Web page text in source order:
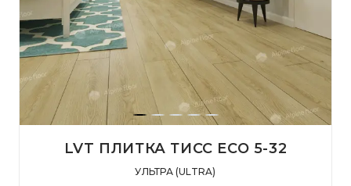
LVT ПЛИТКА ТИСС ЕСО 5-32
УЛЬТРА (ULTRA)